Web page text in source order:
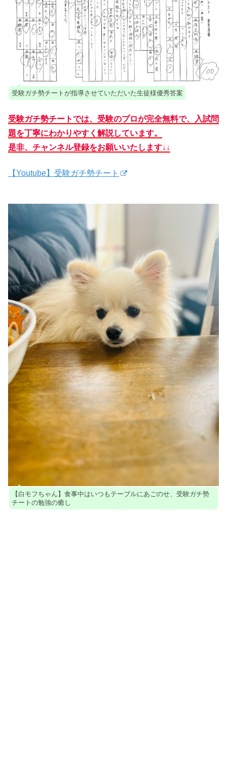
受験ガチ勢チートが指導させていただいた生徒様優秀答案
受験ガチ勢チートでは、受験のプロが完全無料で、入試問
題を丁寧にわかりやすく解説しています。
是非、チャンネル登録をお願いいたします↓↓
【Youtube】受験ガチ勢チート
【白モフちゃん】食事中はいつもテーブルにあごのせ、受験ガチ勢
チートの勉強の癒し